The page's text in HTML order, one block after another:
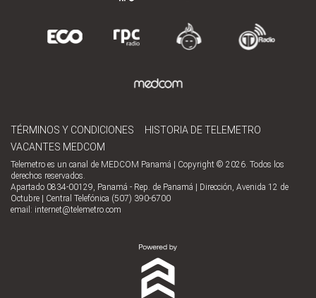
TÉRMINOS Y CONDICIONES
HISTORIA DE TELEMETRO
VACANTES MEDCOM
Telemetro es un canal de MEDCOM Panamá | Copyright © 2026. Todos los
derechos reservados.
Apartado 0834-00129, Panamá - Rep. de Panamá | Dirección, Avenida 12 de
Octubre | Central Telefónica (507) 390-6700
email: internet@telemetro.com